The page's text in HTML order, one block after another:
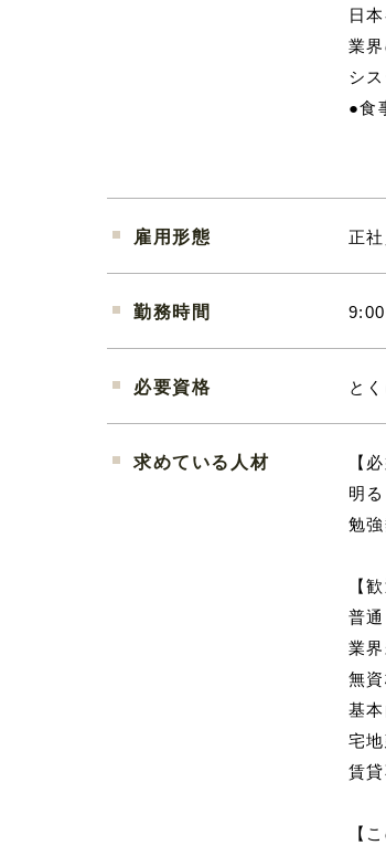
日
業
シ
●食
雇用形態 正社
勤務時間
必要資格 と
求めている人材
【
明
勉
【
普
業
無
基
宅
賃
【